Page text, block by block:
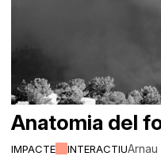
IMPACTE INTERACTIU
Anatomia del